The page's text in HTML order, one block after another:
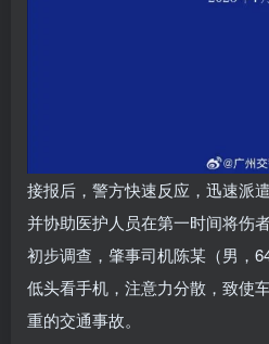
接报后，警方快速反应，迅速派
并协助医护人员在第一时间将伤
初步调查，肇事司机陈某（男，
低头看手机，注意力分散，致使
重的交通事故。